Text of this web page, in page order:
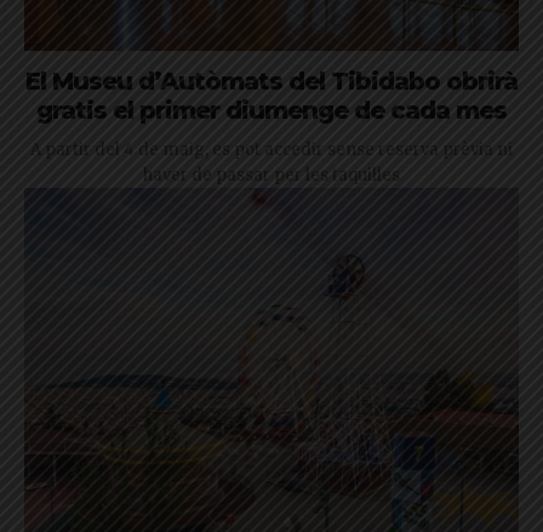
El Museu d’Autòmats del Tibidabo obrirà
gratis el primer diumenge de cada mes
A partir del 4 de maig, es pot accedir sense reserva prèvia ni
haver de passar per les taquilles